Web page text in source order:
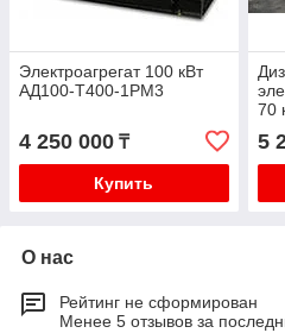
Электроагрегат 100 кВт
АД100-Т400-1РМ3
4 250 000 ₸
Купить
70
5
О нас
Рейтинг не сформирован
Менее 5 отзывов за